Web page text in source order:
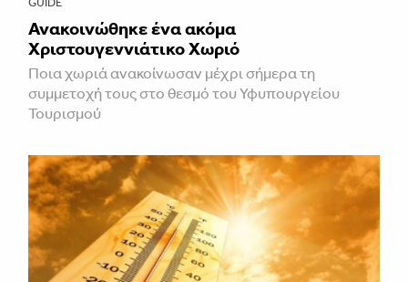
Ανακοινώθηκε ένα ακόμα
Χριστουγεννιάτικο Χωριό
Ποια χωριά ανακοίνωσαν μέχρι σήμερα τη
συμμετοχή τους στο θεσμό του Υφυπουργείου
Τουρισμού